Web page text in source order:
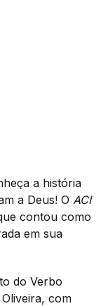
a história
a Deus! O ACI
contou como
em sua
do Verbo
com